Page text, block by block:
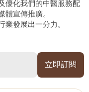
優化我們的中醫服務配
宣傳推廣。
發展出一分力。